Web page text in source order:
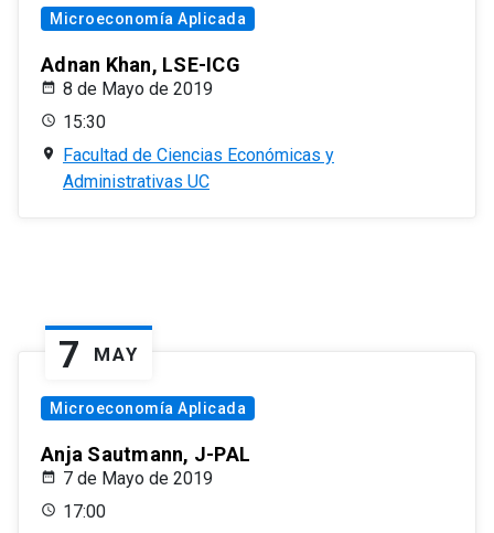
Microeconomía Aplicada
Adnan Khan, LSE-ICG
8 de Mayo de 2019
15:30
Facultad de Ciencias Económicas y
Administrativas UC
7 MAY
Microeconomía Aplicada
Anja Sautmann, J-PAL
7 de Mayo de 2019
17:00